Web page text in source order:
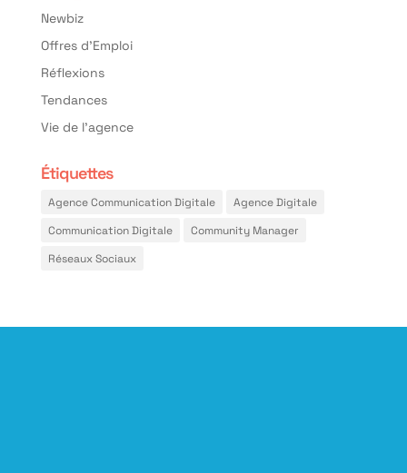
Newbiz
Offres d'Emploi
Réflexions
Tendances
Vie de l'agence
Étiquettes
Agence Communication Digitale
Agence Digitale
Communication Digitale
Community Manager
Réseaux Sociaux